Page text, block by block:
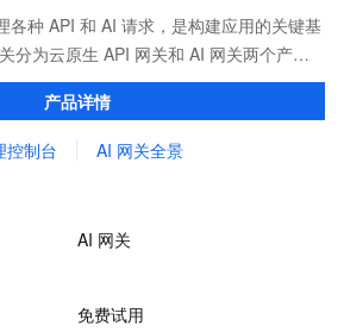
各种 API 和 AI 请求，是构建应用的关键基
分为云原生 API 网关和 AI 网关两个产
产品详情
控制台 AI 网关全景
AI 网关
免费试用